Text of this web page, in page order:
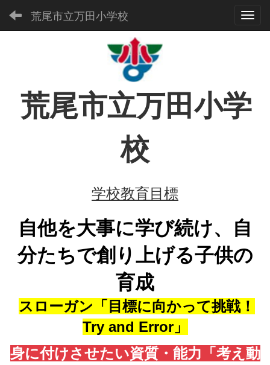
荒尾市立万田小学校
荒尾市立万田小学
校
学校教育目標
自他を大事に学び続け、
自
分たちで創り上げる子供の
育成
スローガン「目標に向かって挑戦！
Try and Error」
身に付けさせたい資質・能力「考え動